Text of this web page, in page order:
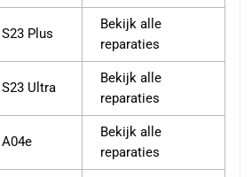
Plus
Bekijk alle
reparaties
Ultra
Bekijk alle
reparaties
Bekijk alle
reparaties